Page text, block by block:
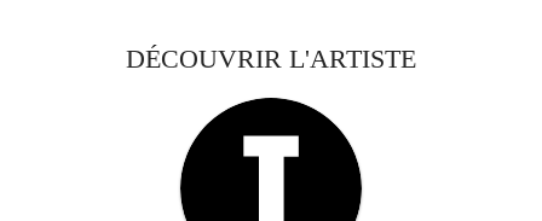
DÉCOUVRIR L'ARTISTE